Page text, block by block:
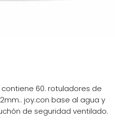
60. rotuladores de
joy.con base al agua y
de seguridad ventilado.